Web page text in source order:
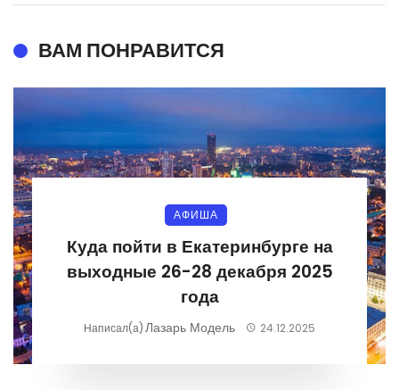
ВАМ ПОНРАВИТСЯ
АФИША
Куда пойти в Екатеринбурге на
выходные 26-28 декабря 2025
года
Написал(а)Лазарь Модель 24.12.2025